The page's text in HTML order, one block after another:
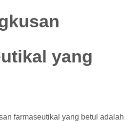
yang
farmaseutikal yang betul adalah